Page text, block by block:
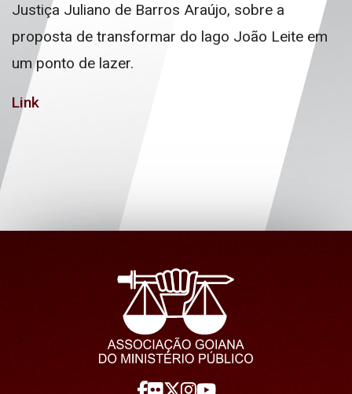
Justiça Juliano de Barros Araújo, sobre a
proposta de transformar do lago João Leite em
um ponto de lazer.
Link